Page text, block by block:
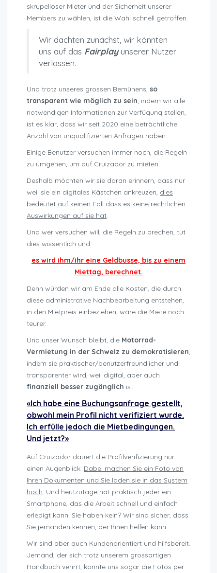
skrupelloser Mieter und der Sicherheit unserer
Members zu wählen, ist die Wahl schnell getroffen.
Wir dachten zunächst, wir könnten
uns auf das Fairplay unserer Nutzer
verlassen.
Und trotz unseres grossen Bemühens, so
transparent wie möglich zu sein , indem wir alle
notwendigen Informationen zur Verfügung stellen,
ist es klar, dass wir seit 2020 eine beträchtliche
Anzahl von unqualifizierten Anfragen haben.
Einige Benutzer versuchen immer noch, die Regeln
zu umgehen, um auf Cruizador zu mieten.
Deshalb möchten wir sie daran erinnern, dass nur
weil sie ein digitales Kästchen ankreuzen, dies
bedeutet auf keinen Fall dass es keine rechtlichen
Auswirkungen auf sie hat
Und wer versuchen will, die Regeln zu brechen, tut
dies wissentlich und
es wird ihm/ihr eine Geldbusse, bis zu einem
Miettag, berechnet.
Denn würden wir am Ende alle Kosten, die durch
diese administrative Nachbearbeitung entstehen,
in den Mietpreis einbeziehen, wäre die Miete noch
teurer.
Und unser Wunsch bleibt, die Motorrad-
Vermietung in der Schweiz zu demokratisieren
indem sie praktischer/benutzerfreundlicher und
transparenter wird, weil digital, aber auch
finanziell besser zugänglich ist.
«Ich habe eine Buchungsanfrage gestellt,
obwohl mein Profil nicht verifiziert wurde.
Ich erfülle jedoch die Mietbedingungen.
Und jetzt?»
Auf Cruizador dauert die Profilverifizierung nur
einen Augenblick. Dabei machen Sie ein Foto von
Ihren Dokumenten und Sie laden sie in das System
hoch . Und heutzutage hat praktisch jeder ein
Smartphone, das die Arbeit schnell und einfach
erledigt kann. Sie haben kein? Wir sind sicher, dass
Sie jemanden kennen, der Ihnen helfen kann.
Wir sind aber auch Kundenorientiert und hilfsbereit.
Jemand, der sich trotz unserem grossartigen
Handbuch verirrt, könnte uns sogar die Fotos per